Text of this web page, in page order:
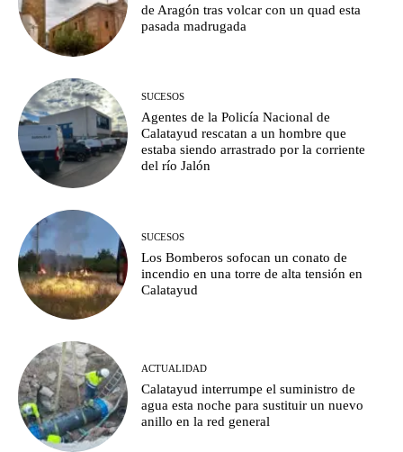
de Aragón tras volcar con un quad esta
pasada madrugada
SUCESOS
Agentes de la Policía Nacional de
Calatayud rescatan a un hombre que
estaba siendo arrastrado por la corriente
del río Jalón
SUCESOS
Los Bomberos sofocan un conato de
incendio en una torre de alta tensión en
Calatayud
ACTUALIDAD
Calatayud interrumpe el suministro de
agua esta noche para sustituir un nuevo
anillo en la red general